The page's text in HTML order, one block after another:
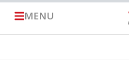
MENU